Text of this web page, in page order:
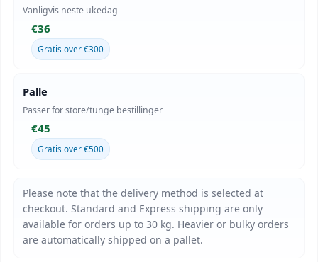
Vanligvis neste ukedag
€36
Gratis over €300
Palle
Passer for store/tunge bestillinger
€45
Gratis over €500